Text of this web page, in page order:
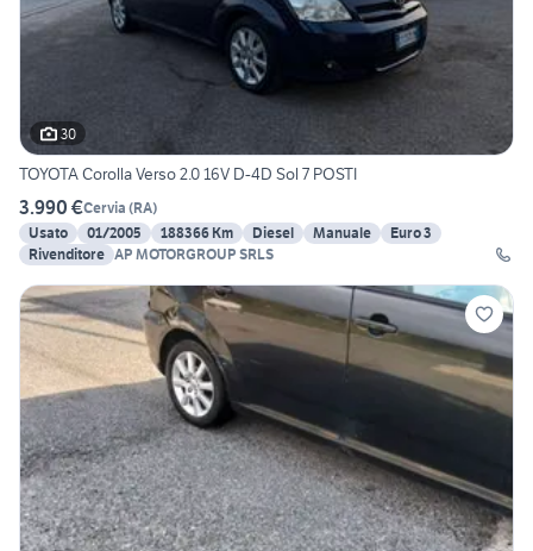
30
TOYOTA Corolla Verso 2.0 16V D-4D Sol 7 POSTI
3.990 €Cervia (RA)
Usato
01/2005 188366 Km Diesel Manuale
Euro 3
Rivenditore AP MOTORGROUP SRLS